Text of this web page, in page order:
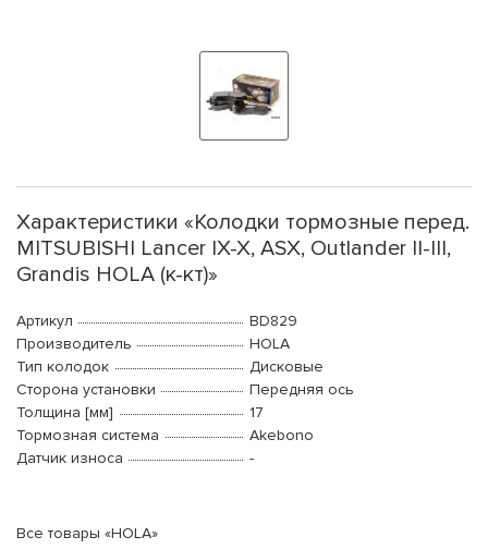
Характеристики «Колодки тормозные перед.
MITSUBISHI Lancer IX-X, ASX, Outlander II-III,
Grandis HOLA (к-кт)»
Артикул
BD829
Производитель
HOLA
Тип колодок
Дисковые
Сторона установки
Передняя ось
Толщина [мм]
17
Тормозная система
Akebono
Датчик износа
-
Все товары «HOLA»